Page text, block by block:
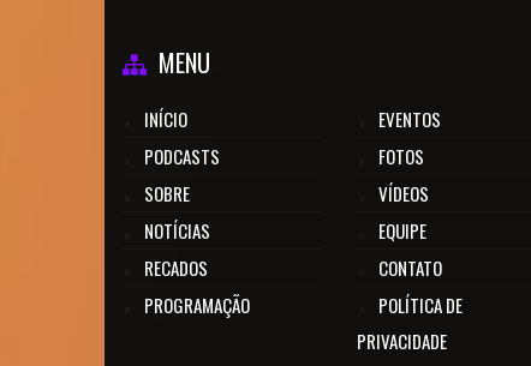
MENU
INÍCIO
PODCASTS
SOBRE
NOTÍCIAS
RECADOS
PROGRAMAÇÃO
EVENTOS
FOTOS
VÍDEOS
EQUIPE
CONTATO
POLÍTICA DE
PRIVACIDADE